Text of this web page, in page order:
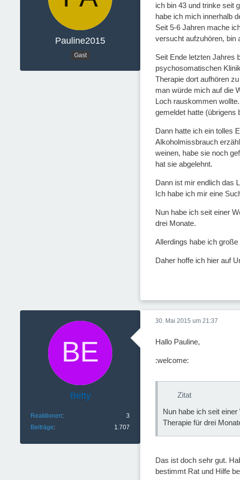
Pauline2015
Gast
ich bin 43 und trinke seit
habe ich mich innerhalb
Seit 5-6 Jahren mache
versucht aufzuhören, bin
Seit Ende letzten Jahres
psychosomatischen
Therapie dort aufhören
man würde mich auf die
Loch rauskommen
gemeldet hatte (übrigens
Dann hatte ich ein tolles
Alkoholmissbrauch
weinen, habe sie noch
hat sie abgelehnt.
Dann ist mir endlich das
Ich habe ich mir eine
Nun habe ich seit einer
drei Monate.
Allerdings habe ich
Daher hoffe ich hier auf
Betty
Reaktionen
3
Beiträge
1.707
30. Mai 2015 um 21:37
Hallo Pauline,
:welcome:
Zitat
Nun habe ich seit
Therapie für drei
Das ist doch sehr gut.
bestimmt Rat und Hilfe